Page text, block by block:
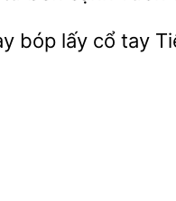
cổ tay